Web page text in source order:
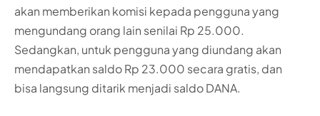
akan memberikan komisi kepada pengguna yang
mengundang orang lain senilai Rp 25.000.
Sedangkan, untuk pengguna yang diundang akan
mendapatkan saldo Rp 23.000 secara gratis, dan
bisa langsung ditarik menjadi saldo DANA.